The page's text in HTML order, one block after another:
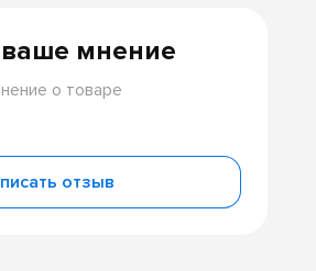
мнение
о товаре
отзыв